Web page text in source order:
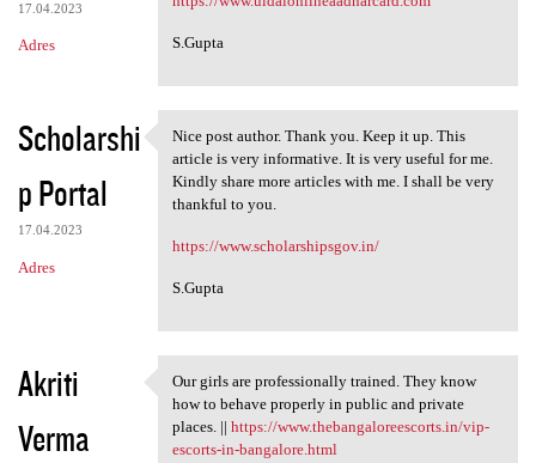
17.04.2023
Adres S.Gupta
Scholarshi
p Portal
17.04.2023
Adres
Nice post author. Thank you.
Nice post author. Thank you. Keep it up. This
article is very informative. It is very useful for me.
Kindly share more articles with me. I shall be very
thankful to you.
https://www.scholarshipsgov.in/
S.Gupta
Akriti
Verma
Our girls are professionally
Our girls are professionally trained. They know
how to behave properly in public and private
places. || https://www.thebangaloreescorts.in/vip-
escorts-in-bangalore.html